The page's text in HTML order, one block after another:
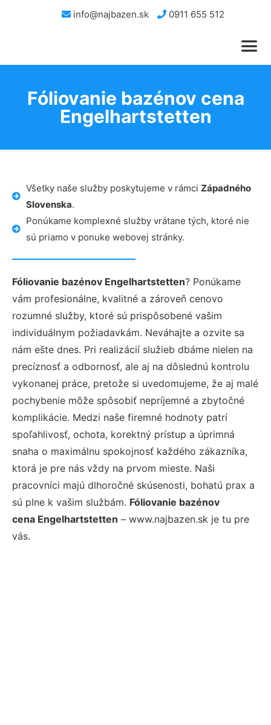
info@najbazen.sk 0911 655 512
Fóliovanie bazénov cena
Engelhartstetten
Všetky naše služby poskytujeme v rámci Západného
Slovenska.
Ponúkame komplexné služby vrátane tých, ktoré nie
sú priamo v ponuke webovej stránky.
Fóliovanie bazénov Engelhartstetten? Ponúkame
vám profesionálne, kvalitné a zároveň cenovo
rozumné služby, ktoré sú prispôsobené vašim
individuálnym požiadavkám. Neváhajte a ozvite sa
nám ešte dnes. Pri realizácií služieb dbáme nielen na
precíznosť a odbornosť, ale aj na dôslednú kontrolu
vykonanej práce, pretože si uvedomujeme, že aj malé
pochybenie môže spôsobiť nepríjemné a zbytočné
komplikácie. Medzi naše firemné hodnoty patrí
spoľahlivosť, ochota, korektný prístup a úprimná
snaha o maximálnu spokojnosť každého zákazníka,
ktorá je pre nás vždy na prvom mieste. Naši
pracovníci majú dlhoročné skúsenosti, bohatú prax a
sú plne k vašim službám. Fóliovanie bazénov
cena Engelhartstetten – www.najbazen.sk je tu pre
vás.